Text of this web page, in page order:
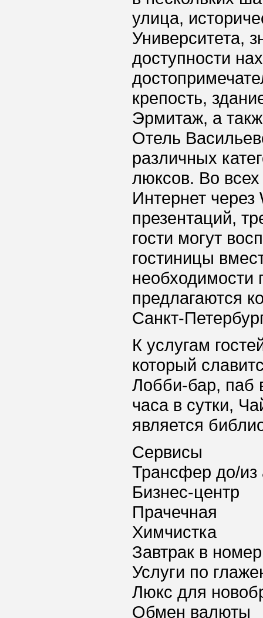
улица,
Университета,
доступности
крепость,
Эрмитаж, а
Отель
различных
люксов. Во
Интернет
презентаций,
гости могут
гостиницы
предлагаются
Санкт-
К услугам
который
Лобби-бар, паб
часа в сутки,
является
Сервисы
Трансфер до/из
Бизнес-центр
Прачечная
Химчистка
Завтрак в номер
Услуги по
Люкс для
Обмен валюты